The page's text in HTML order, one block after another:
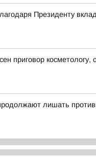
Президенту
приговор косметологу,
лишать